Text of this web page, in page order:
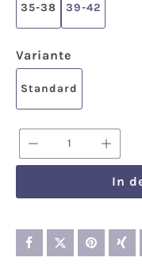
35-38 39-42
Variante
Standard
Produkt
In